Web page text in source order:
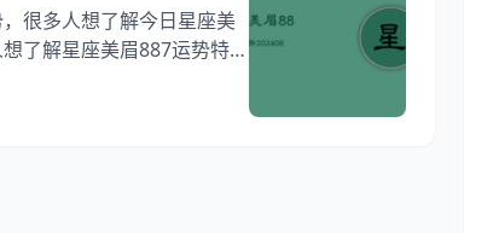
很多人想了解今日星座美
了解星座美眉887运势特点
利用星座美眉887运势，
对个人影响，跟随我们一